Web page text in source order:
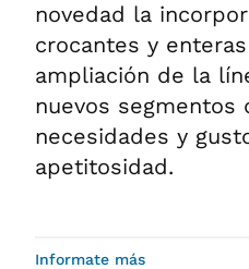
novedad la
crocantes y
ampliación de la
nuevos segmentos
necesidades y
apetitosidad.
Informate más